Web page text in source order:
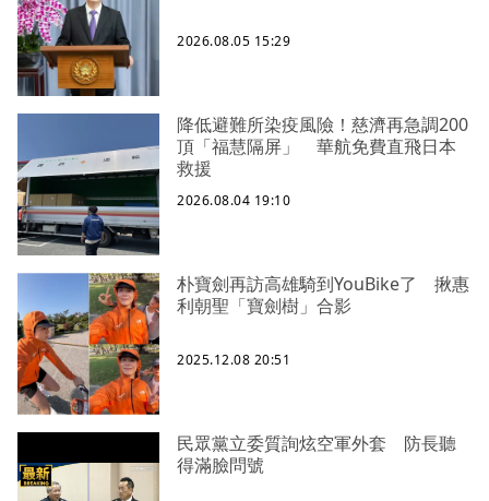
2026.08.05 15:29
降低避難所染疫風險！慈濟再急調200
頂「福慧隔屏」 華航免費直飛日本
救援
2026.08.04 19:10
朴寶劍再訪高雄騎到YouBike了 揪惠
利朝聖「寶劍樹」合影
2025.12.08 20:51
民眾黨立委質詢炫空軍外套 防長聽
得滿臉問號